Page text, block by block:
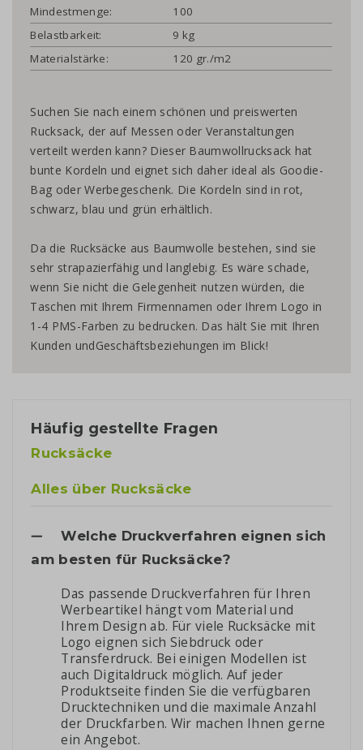
Mindestmenge:
100
Belastbarkeit:
9 kg
Materialstärke:
120 gr./m2
Suchen Sie nach einem schönen und preiswerten
Rucksack, der auf Messen oder Veranstaltungen
verteilt werden kann? Dieser Baumwollrucksack hat
bunte Kordeln und eignet sich daher ideal als Goodie-
Bag oder Werbegeschenk. Die Kordeln sind in rot,
schwarz, blau und grün erhältlich.
Da die Rucksäcke aus Baumwolle bestehen, sind sie
sehr strapazierfähig und langlebig. Es wäre schade,
wenn Sie nicht die Gelegenheit nutzen würden, die
Taschen mit Ihrem Firmennamen oder Ihrem Logo in
1-4 PMS-Farben zu bedrucken. Das hält Sie mit Ihren
Kunden undGeschäftsbeziehungen im Blick!
Häufig gestellte Fragen
Rucksäcke
Alles über Rucksäcke
Welche Druckverfahren eignen sich
am besten für Rucksäcke?
Das passende Druckverfahren für Ihren
Werbeartikel hängt vom Material und
Ihrem Design ab. Für viele Rucksäcke mit
Logo eignen sich Siebdruck oder
Transferdruck. Bei einigen Modellen ist
auch Digitaldruck möglich. Auf jeder
Produktseite finden Sie die verfügbaren
Drucktechniken und die maximale Anzahl
der Druckfarben. Wir machen Ihnen gerne
ein Angebot.